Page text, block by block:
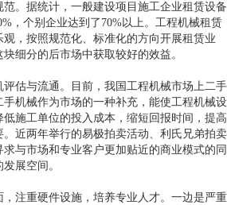
。据统计，一般建设项目施工企业租赁设备
，个别企业达到了70%以上。工程机械租赁
，按照规范化、标准化的方向开展租赁业
细分的后市场中获取较好的效益。
估与流通。目前，我国工程机械市场上二手
机械作为市场的一种补充，能使工程机械设
施工单位的投入成本，缩短回报时间，提高
。近两年举行的易极拍卖活动、利氏兄弟拍卖
与市场和专业客户更加贴近的商业模式的同
展空间。
注重硬件设施，培养专业人才。一边是严重